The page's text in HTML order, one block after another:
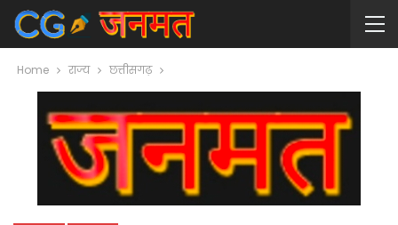
Home राज्य छत्तीसगढ़